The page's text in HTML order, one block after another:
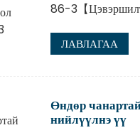
86-3【
ЛАВЛАГАА
Өндөр
нийлүүлнэ үү